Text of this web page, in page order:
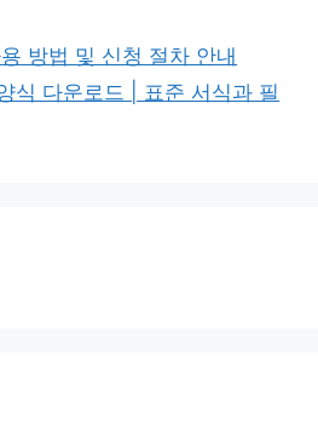
방법 및 신청 절차 안내
식 다운로드 | 표준 서식과 필